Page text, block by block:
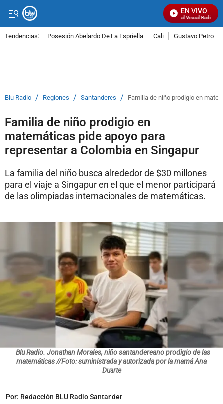
EN VIVO
Señal Visual Radio
Tendencias: Posesión Abelardo De La Espriella Cali Gustavo Petro
Blu Radio / Regiones / Santanderes / Familia de niño prodigio en
Familia de niño prodigio en
matemáticas pide apoyo para
representar a Colombia en Singapur
La familia del niño busca alrededor de $30 millones
para el viaje a Singapur en el que el menor participará
de las olimpiadas internacionales de matemáticas.
Blu Radio. Jonathan Morales, niño santandereano prodigio de las
matemáticas //Foto: suministrada y autorizada por la mamá Ana
Duarte
Por: Redacción BLU Radio Santander